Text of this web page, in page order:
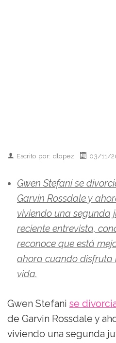
Escrito por: dlopez 03/11/
Gwen Stefani se
Garvin Rossdale y
viviendo una segunda
reciente entrevista,
reconoce que está
ahora cuando disfruta
vida.
Gwen Stefani se
de Garvin Rossdale y
viviendo una segunda